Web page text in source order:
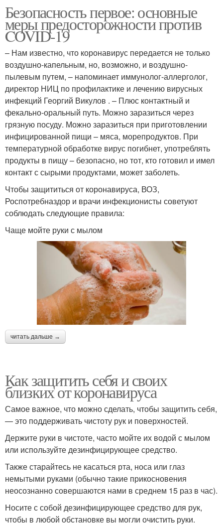
Безопасность первое: основные
меры предосторожности против
COVID-19
– Нам известно, что коронавирус передается не только
воздушно-капельным, но, возможно, и воздушно-
пылевым путем, – напоминает иммунолог-аллерголог,
директор НИЦ по профилактике и лечению вирусных
инфекций Георгий Викулов . – Плюс контактный и
фекально-оральный путь. Можно заразиться через
грязную посуду. Можно заразиться при приготовлении
инфицированной пищи – мяса, морепродуктов. При
температурной обработке вирус погибнет, употреблять
продукты в пищу – безопасно, но тот, кто готовил и имел
контакт с сырыми продуктами, может заболеть.
Чтобы защититься от коронавируса, ВОЗ,
Роспотребназдор и врачи инфекционисты советуют
соблюдать следующие правила:
Чаще мойте руки с мылом
читать дальше →
Как защитить себя и своих
близких от коронавируса
Самое важное, что можно сделать, чтобы защитить себя,
— это поддерживать чистоту рук и поверхностей.
Держите руки в чистоте, часто мойте их водой с мылом
или используйте дезинфицирующее средство.
Также старайтесь не касаться рта, носа или глаз
немытыми руками (обычно такие прикосновения
неосознанно совершаются нами в среднем 15 раз в час).
Носите с собой дезинфицирующее средство для рук,
чтобы в любой обстановке вы могли очистить руки.